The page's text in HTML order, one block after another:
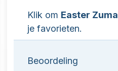
Klik om Easter Zuma
je favorieten.
Beoordeling